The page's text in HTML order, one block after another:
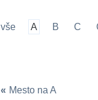
vše A B C
« Mesto na A